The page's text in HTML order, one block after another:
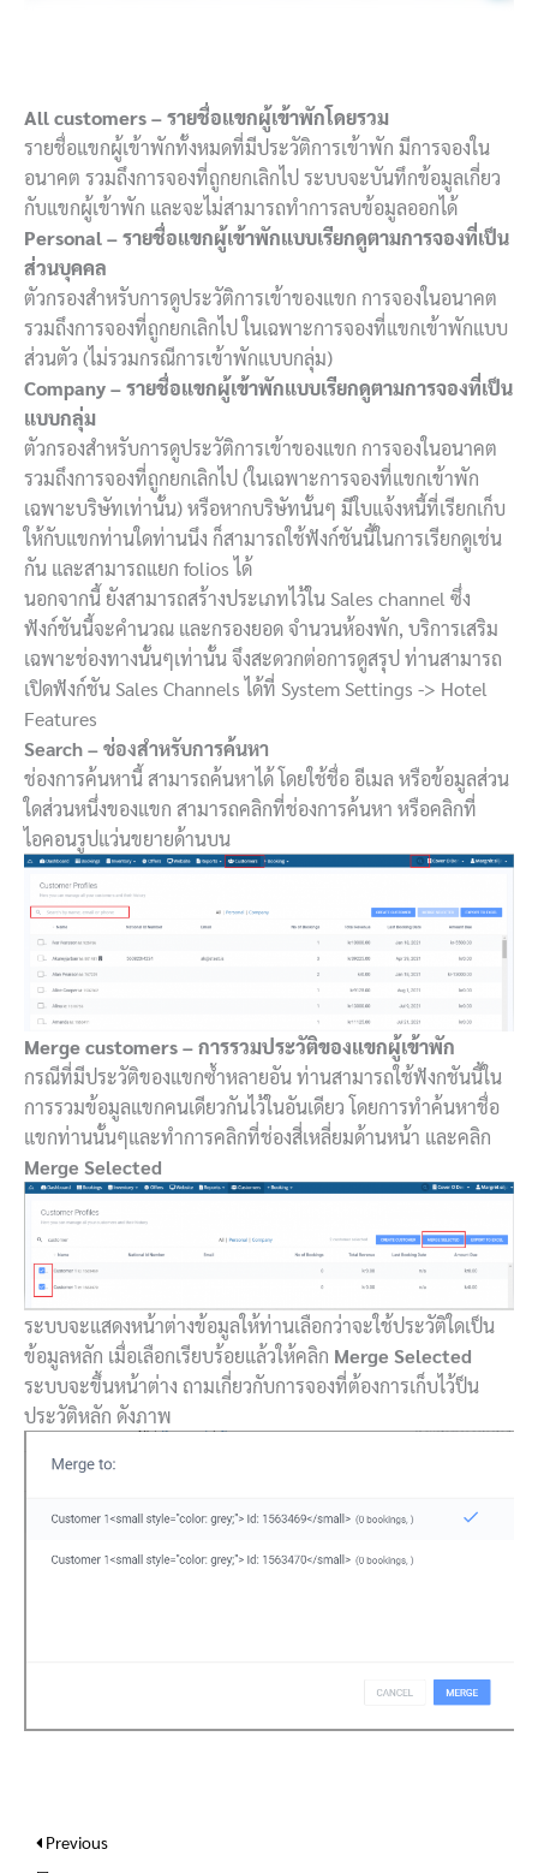
All customers – รายชื่อแขกผู้เข้าพักโดยรวม
รายชื่อแขกผู้เข้าพักทั้งหมดที่มีประวัติการเข้าพัก มีการจองใน
อนาคต รวมถึงการจองที่ถูกยกเลิกไป ระบบจะบันทึกข้อมูลเกี่ยว
กับแขกผู้เข้าพัก และจะไม่สามารถทำการลบข้อมูลออกได้
Personal – รายชื่อแขกผู้เข้าพักแบบเรียกดูตามการจองที่เป็น
ส่วนบุคคล
ตัวกรองสำหรับการดูประวัติการเข้าของแขก การจองในอนาคต
รวมถึงการจองที่ถูกยกเลิกไป ในเฉพาะการจองที่แขกเข้าพักแบบ
ส่วนตัว (ไม่รวมกรณีการเข้าพักแบบกลุ่ม)
Company – รายชื่อแขกผู้เข้าพักแบบเรียกดูตามการจองที่เป็น
แบบกลุ่ม
ตัวกรองสำหรับการดูประวัติการเข้าของแขก การจองในอนาคต
รวมถึงการจองที่ถูกยกเลิกไป (ในเฉพาะการจองที่แขกเข้าพัก
เฉพาะบริษัทเท่านั้น) หรือหากบริษัทนั้นๆ มีใบแจ้งหนี้ที่เรียกเก็บ
ให้กับแขกท่านใดท่านนึง ก็สามารถใช้ฟังก์ชันนี้ในการเรียกดูเช่น
กัน และสามารถแยก folios ได้
นอกจากนี้ ยังสามารถสร้างประเภทไว้ใน Sales channel ซึ่ง
ฟังก์ชันนี้จะคำนวณ และกรองยอด จำนวนห้องพัก, บริการเสริม
เฉพาะช่องทางนั้นๆเท่านั้น จึงสะดวกต่อการดูสรุป ท่านสามารถ
เปิดฟังก์ชัน Sales Channels ได้ที่ System Settings -> Hotel
Features
Search – ช่องสำหรับการค้นหา
ช่องการค้นหานี้ สามารถค้นหาได้ โดยใช้ชื่อ อีเมล หรือข้อมูลส่วน
ใดส่วนหนึ่งของแขก สามารถคลิกที่ช่องการค้นหา หรือคลิกที่
ไอคอนรูปแว่นขยายด้านบน
Merge customers – การรวมประวัติของแขกผู้เข้าพัก
กรณีที่มีประวัติของแขกซ้ำหลายอัน ท่านสามารถใช้ฟังกชันนี้ใน
การรวมข้อมูลแขกคนเดียวกันไว้ในอันเดียว โดยการทำค้นหาชื่อ
แขกท่านนั้นๆและทำการคลิกที่ช่องสี่เหลี่ยมด้านหน้า และคลิก
Merge Selected
ระบบจะแสดงหน้าต่างข้อมูลให้ท่านเลือกว่าจะใช้ประวัติใดเป็น
ข้อมูลหลัก เมื่อเลือกเรียบร้อยแล้วให้คลิก Merge Selected
ระบบจะขึ้นหน้าต่าง ถามเกี่ยวกับการจองที่ต้องการเก็บไว้ป็น
ประวัติหลัก ดังภาพ
Previous